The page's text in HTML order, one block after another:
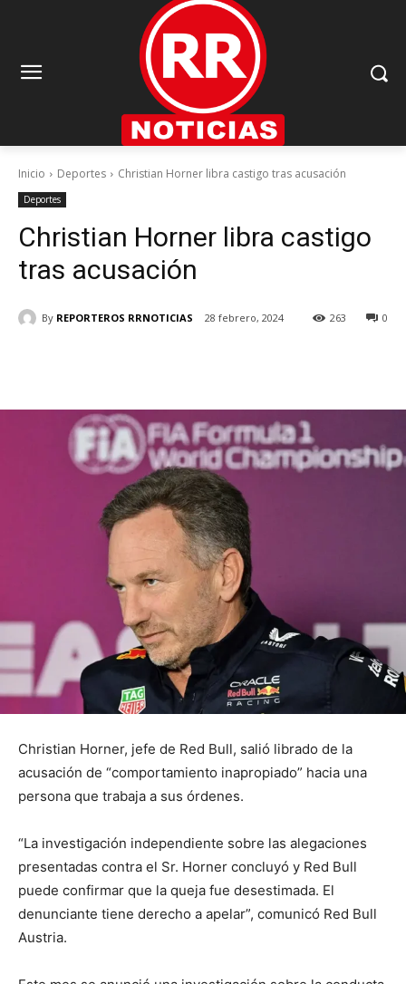
Inicio Deportes Christian Horner libra castigo tras acusación
Deportes
Christian Horner libra castigo
tras acusación
By REPORTEROS RRNOTICIAS 28 febrero, 2024 0
263
Christian Horner, jefe de Red Bull, salió librado de la
acusación de “comportamiento inapropiado” hacia una
persona que trabaja a sus órdenes.
“La investigación independiente sobre las alegaciones
presentadas contra el Sr. Horner concluyó y Red Bull
puede confirmar que la queja fue desestimada. El
denunciante tiene derecho a apelar”, comunicó Red Bull
Austria.